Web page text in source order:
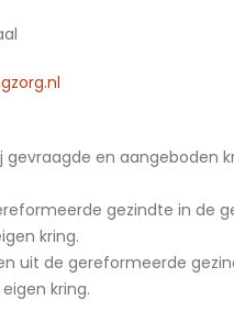
gevraagde en aangeboden
gezindte in de
kring.
uit de gereformeerde
kring.